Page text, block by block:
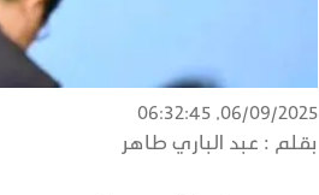
06/09/2025, 06:32:45
بقلم : عبد الباري طاهر